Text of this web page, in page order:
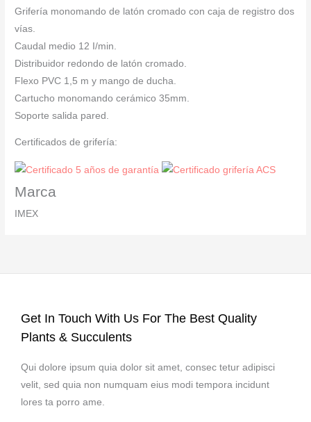
Grifería monomando de latón cromado con caja de registro dos
vías.
Caudal medio 12 I/min.
Distribuidor redondo de latón cromado.
Flexo PVC 1,5 m y mango de ducha.
Cartucho monomando cerámico 35mm.
Soporte salida pared.
Certificados de grifería:
Marca
IMEX
Get In Touch With Us For The Best Quality
Plants & Succulents
Qui dolore ipsum quia dolor sit amet, consec tetur adipisci
velit, sed quia non numquam eius modi tempora incidunt
lores ta porro ame.